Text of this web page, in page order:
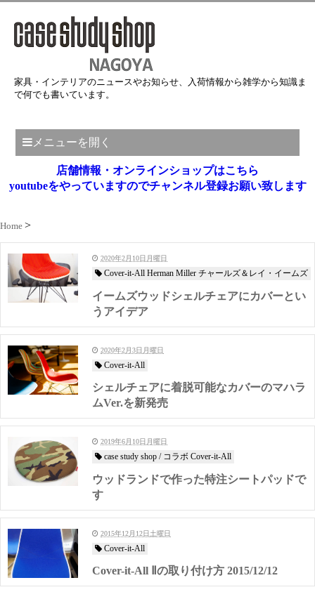
家具・インテリアのニュースやお知らせ、入荷情報から雑学から知識ま
で何でも書いています。
メニューを開く
店舗情報・オンラインショップはこちら
youtubeをやっていますのでチャンネル登録お願い致します
Home
2020年2月10日月曜日
Cover-it-All Herman Miller チャールズ＆レイ・イームズ
イームズウッドシェルチェアにカバーとい
うアイデア
2020年2月3日月曜日
Cover-it-All
シェルチェアに着脱可能なカバーのマハラ
ムVer.を新発売
2019年6月10日月曜日
case study shop / コラボ Cover-it-All
ウッドランドで作った特注シートパッドで
す
2015年12月12日土曜日
Cover-it-All
Cover-it-All Ⅱの取り付け方 2015/12/12